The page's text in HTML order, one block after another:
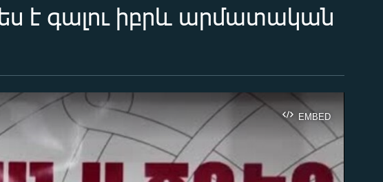
է գալու իբրև արմատական
EMBED